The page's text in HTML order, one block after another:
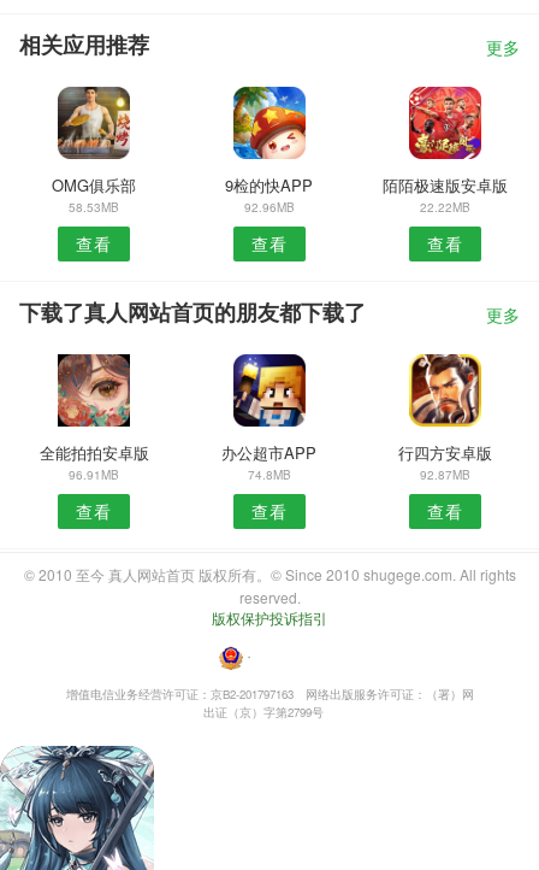
相关应用推荐 更多
OMG俱乐部
58.53MB
查看
9检的快APP
92.96MB
查看
陌陌极速版安卓版
22.22MB
查看
下载了真人网站首页的朋友都下载了 更多
全能拍拍安卓版
96.91MB
查看
办公超市APP
74.8MB
查看
行四方安卓版
92.87MB
查看
© 2010 至今 真人网站首页 版权所有。© Since 2010 shugege.com. All rights
reserved.
版权保护投诉指引
・
增值电信业务经营许可证：京B2-201797163
网络出版服务许可证：（署）网
出证（京）字第2799号